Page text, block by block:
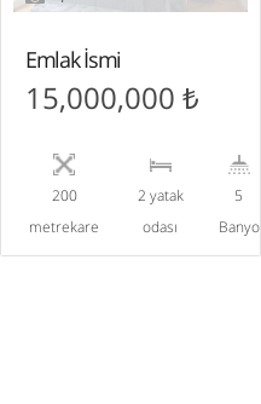
Emlak İsmi
15,000,000 ₺
200
metrekare
2 yatak
odası
5
Banyo